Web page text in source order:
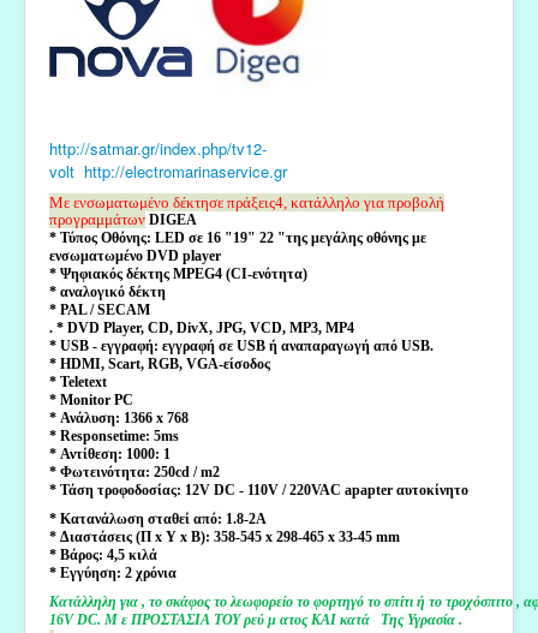
http://satmar.gr/index.php/tv12-
volt http://electromarinaservice.gr
Με ενσωματωμένο δέκτησε πράξεις4, κατάλληλο για προβολή
προγραμμάτων DIGEA
* Τύπος Οθόνης: LED σε 16 "19" 22 "της μεγάλης οθόνης με
ενσωματωμένο DVD player
* Ψηφιακός δέκτης MPEG4 (CI-ενότητα)
* αναλογικό δέκτη
* PAL / SECAM
. * DVD Player, CD, DivX, JPG, VCD, MP3, MP4
* USB - εγγραφή: εγγραφή σε USΒ ή αναπαραγωγή από USB.
* HDMI, Scart, RGB, VGA-είσοδος
* Teletext
* Monitor PC
* Ανάλυση: 1366 x 768
* Responsetime: 5ms
* Αντίθεση: 1000: 1
* Φωτεινότητα: 250cd / m2
* Τάση τροφοδοσίας: 12V DC - 110V / 220VAC apapter αυτοκίνητο
* Κατανάλωση σταθεί από: 1.8-2A
* Διαστάσεις (Π x Υ x Β): 358-545 x 298-465 x 33-45 mm
* Βάρος: 4,5 κιλά
* Εγγύηση: 2 χρόνια
Κατάλληλη για , το σκάφοςτο λεωφορείο το φορτηγό το σπίτι ή το τροχόσπιτο ,
16V DC. Μ ε ΠΡΟΣΤΑΣΙΑ ΤΟΥ ρεύ μ ατος ΚΑΙ κατά Της Υγρασία .